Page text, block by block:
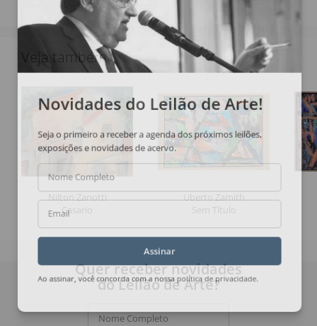
Veja também
Nilton Zanotti
Casario
Uberto Zamith
Sem Título
Novidades do Leilão de Arte!
Seja o primeiro a receber a agenda dos próximos leilões,
exposições e novidades de acervo.
Nome Completo
Email
Assinar
Ao assinar, você concorda com a nossapolítica de privacidade
Quer receber novidades
do Leilão de Arte?
Nome Completo